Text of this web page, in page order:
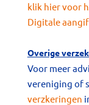
klik hier voor
Digitale
Overige
Voor meer
vereniging of
verzkeringen